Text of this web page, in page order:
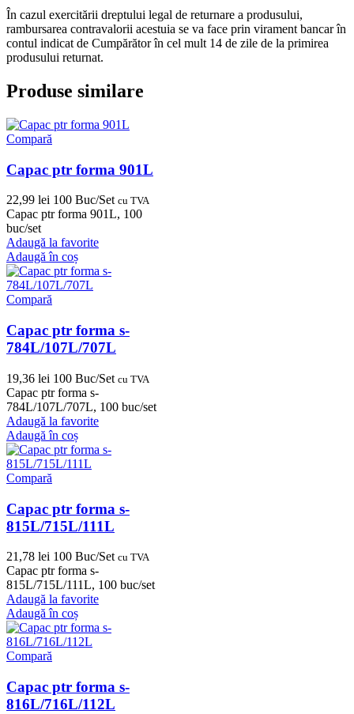
În cazul exercitării dreptului legal de returnare a produsului,
rambursarea contravalorii acestuia se va face prin virament bancar în
contul indicat de Cumpărător în cel mult 14 de zile de la primirea
produsului returnat.
Produse similare
Compară
Capac ptr forma 901L
22,99 lei 100 Buc/Set cu TVA
Capac ptr forma 901L, 100
buc/set
Adaugă la favorite
Adaugă în coș
Compară
Capac ptr forma s-
784L/107L/707L
19,36 lei 100 Buc/Set cu TVA
Capac ptr forma s-
784L/107L/707L, 100 buc/set
Adaugă la favorite
Adaugă în coș
Compară
Capac ptr forma s-
815L/715L/111L
21,78 lei 100 Buc/Set cu TVA
Capac ptr forma s-
815L/715L/111L, 100 buc/set
Adaugă la favorite
Adaugă în coș
Compară
Capac ptr forma s-
816L/716L/112L